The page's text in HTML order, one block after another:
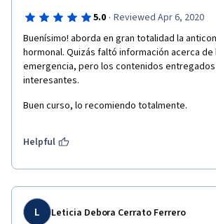
5.0 · Reviewed Apr 6, 2020
Buenísimo! aborda en gran totalidad la
hormonal. Quizás faltó información acerca
emergencia, pero los contenidos
interesantes.
Buen curso, lo recomiendo totalmente.
Helpful
L Leticia Debora Cerrato Ferrero